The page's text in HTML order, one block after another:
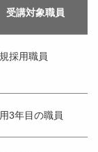
受講対象職員
採用職員
3年目の職員